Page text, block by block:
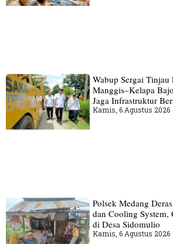
Wabup Sergai Tinjau
Manggis–Kelapa
Jaga Infrastruktur
Kamis, 6 Agustus 2026
Polsek Medang
dan Cooling System,
di Desa Sidomulio
Kamis, 6 Agustus 2026